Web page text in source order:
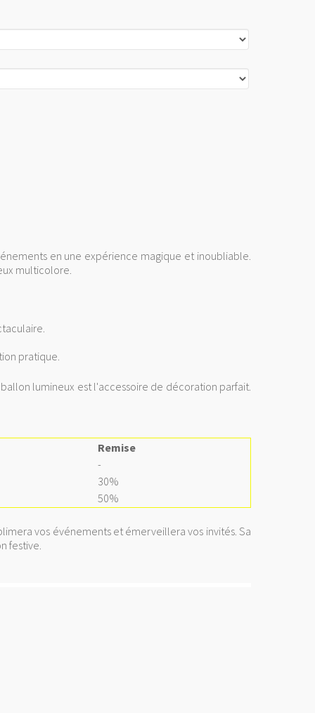
en une expérience magique et inoubliable.
multicolore.
pratique.
lumineux est l'accessoire de décoration parfait.
Remise
-
30%
50%
vos événements et émerveillera vos invités. Sa
festive.